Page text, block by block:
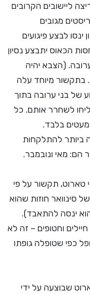
ליישובים הקרובים
מגובים
ינסו לבצע פיגועים
הכאוס יתבצע נסיון
(הצבא יהיה
בתקשור מיוחד עלה
של בני ערובה בתוך
לשחרר אותם. כל
מעטים בלבד.
ביותר להתלקחות
הם: מאי ונובמבר.
טארוט, תקשור על פי
סינוואר חוזות שהוא
ינסה להתאבד).
וחטופים – זה לא
כפי שטופלה גופתו
שבוצעה על ידי